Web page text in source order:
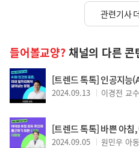
관련기사
들어볼교양?채널의 다른 콘
2024.09.13 이경전 교수
2024.09.05 원민우 아